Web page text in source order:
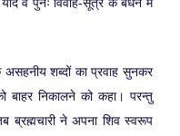
वे पुनः विवाह-सूत्र के बंधन में
शब्दों का प्रवाह सुनकर
बाहर निकालने को कहा। परन्तु
ने अपना शिव स्वरूप